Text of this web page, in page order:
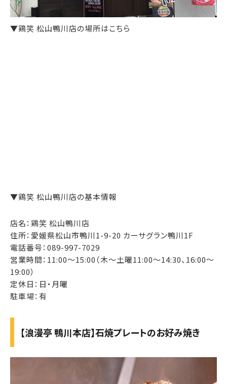
▼鶏笑 松山鴨川店の場所はこちら
▼鶏笑 松山鴨川店の基本情報
店名：鶏笑 松山鴨川店
住所：愛媛県松山市鴨川1-9-20 カーサグラン鴨川1F
電話番号：089-997-7029
営業時間：11:00～15:00（木～土曜11:00～14:30、16:00～
19:00）
定休日：日・月曜
駐車場：有
【浪漫亭 鴨川本店】石焼プレートのお好み焼き